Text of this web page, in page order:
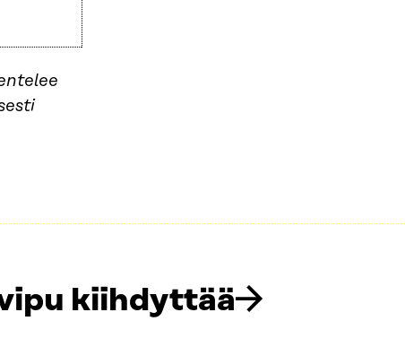
kiihdyttää